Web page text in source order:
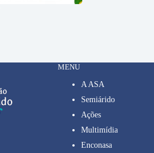
MENU
A ASA
Semiárido
Ações
Multimídia
Enconasa